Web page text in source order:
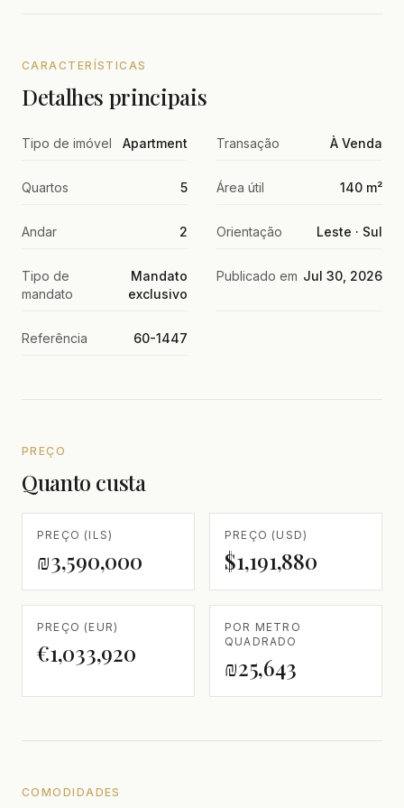
CARACTERÍSTICAS
Detalhes principais
Tipo de imóvel Apartment Transação À Venda
Quartos 5 Área útil 140 m²
Andar 2 Orientação Leste · Sul
Tipo de
mandato
Mandato
exclusivo
Publicado em Jul 30, 2026
Referência 60-1447
PREÇO
Quanto custa
PREÇO (ILS)
₪3,590,000
PREÇO (USD)
$1,191,880
PREÇO (EUR)
€1,033,920
POR METRO
QUADRADO
₪25,643
COMODIDADES